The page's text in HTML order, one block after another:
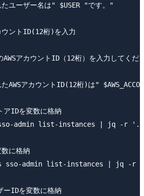
ユーザー名は" $USER "です。"
ウントID(12桁)を入力
アカウントID（12桁）を入力してく
アカウントID(12桁)は"
アIDを変数に格納
sso-admin list-instances | jq -r
数に格納
sso-admin list-instances | jq
ーIDを変数に格納